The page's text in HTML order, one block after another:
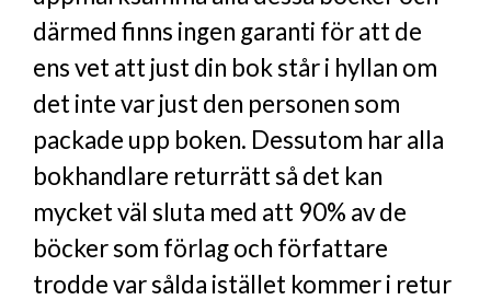
därmed finns ingen garanti för att de
ens vet att just din bok står i hyllan om
det inte var just den personen som
packade upp boken. Dessutom har alla
bokhandlare returrätt så det kan
mycket väl sluta med att 90% av de
böcker som förlag och författare
trodde var sålda istället kommer i retur